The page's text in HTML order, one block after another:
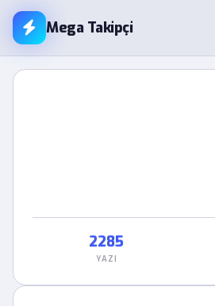
Mega Takipçi
2285
YAZI